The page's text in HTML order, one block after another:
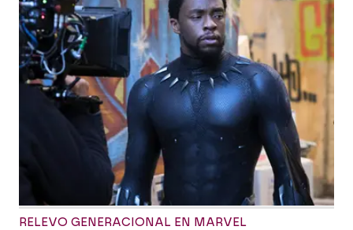
RELEVO GENERACIONAL EN MARVEL